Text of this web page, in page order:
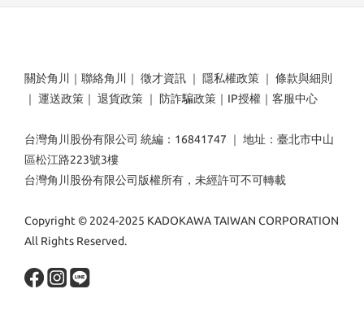
關於角川 ｜ 聯絡角川 ｜ 徵才資訊 ｜ 隱私權政策 ｜ 條款與細則
｜ 運送政策 ｜ 退貨政策 ｜ 防詐騙政策 ｜ IP授權 ｜ 客服中心
台灣角川股份有限公司 統編：16841747 ｜ 地址：臺北市中山
區松江路223號3樓
台灣角川股份有限公司版權所有，未經許可不可轉載
Copyright © 2024-2025 KADOKAWA TAIWAN CORPORATION
All Rights Reserved.